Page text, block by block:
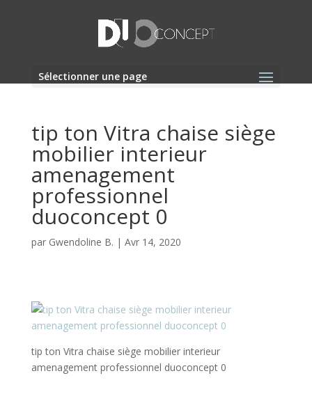
Sélectionner une page
tip ton Vitra chaise siège
mobilier interieur
amenagement
professionnel
duoconcept 0
par Gwendoline B. | Avr 14, 2020
tip ton Vitra chaise siège mobilier interieur
amenagement professionnel duoconcept 0